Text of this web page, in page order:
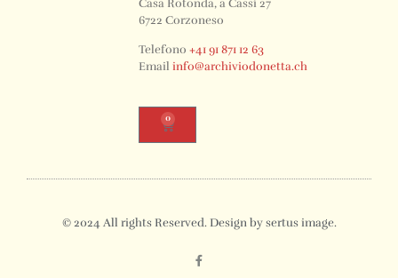
Casa Rotonda, a Cassì 27
6722 Corzoneso
Telefono+41 91 871 12 63
Emailinfo@archiviodonetta.ch
0
© 2024 All rights Reserved. Design by sertus image.